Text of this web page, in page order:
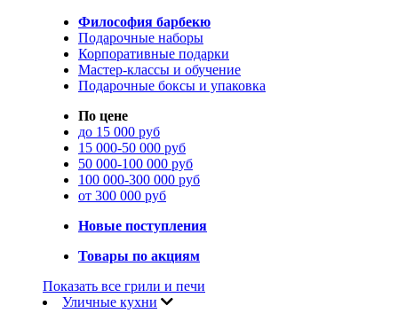
Философия барбекю
Подарочные наборы
Корпоративные подарки
Мастер-классы и обучение
Подарочные боксы и упаковка
По цене
до 15 000 руб
15 000-50 000 руб
50 000-100 000 руб
100 000-300 000 руб
от 300 000 руб
Новые поступления
Товары по акциям
Показать все грили и печи
Уличные кухни